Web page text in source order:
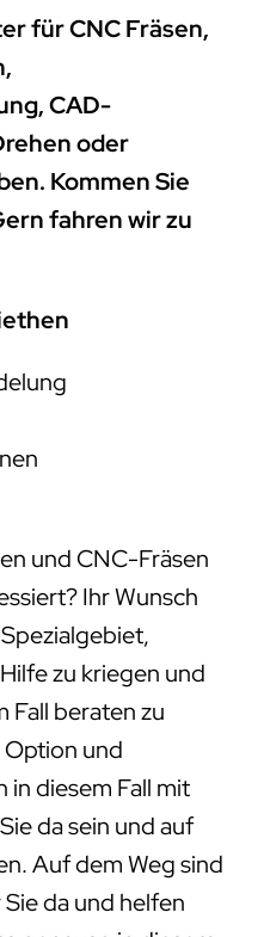
für CNC Fräsen,
CAD-
oder
Kommen Sie
fahren wir zu
und CNC-Fräsen
Ihr Wunsch
zu kriegen und
Fall beraten zu
Option und
in diesem Fall mit
da sein und auf
Auf dem Weg sind
da und helfen